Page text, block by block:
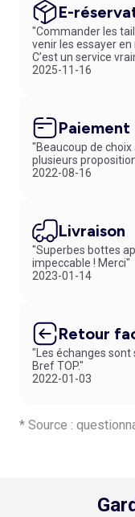
cette sélection. Avec des
est envisageable
message tendre. Au-
desaccessoires
usages, que ce soit
possibilités. Et grâce à
ne mettront que deux
E-
"Commander les
venir les essayer
C’est un service
2025-11-16
Paiement
"Beaucoup de
plusieurs
2022-08-16
Livraison
"Superbes bottes
impeccable ! Merci"
2023-01-14
Retour
"Les échanges sont
Bref TOP."
2022-01-03
* Source :